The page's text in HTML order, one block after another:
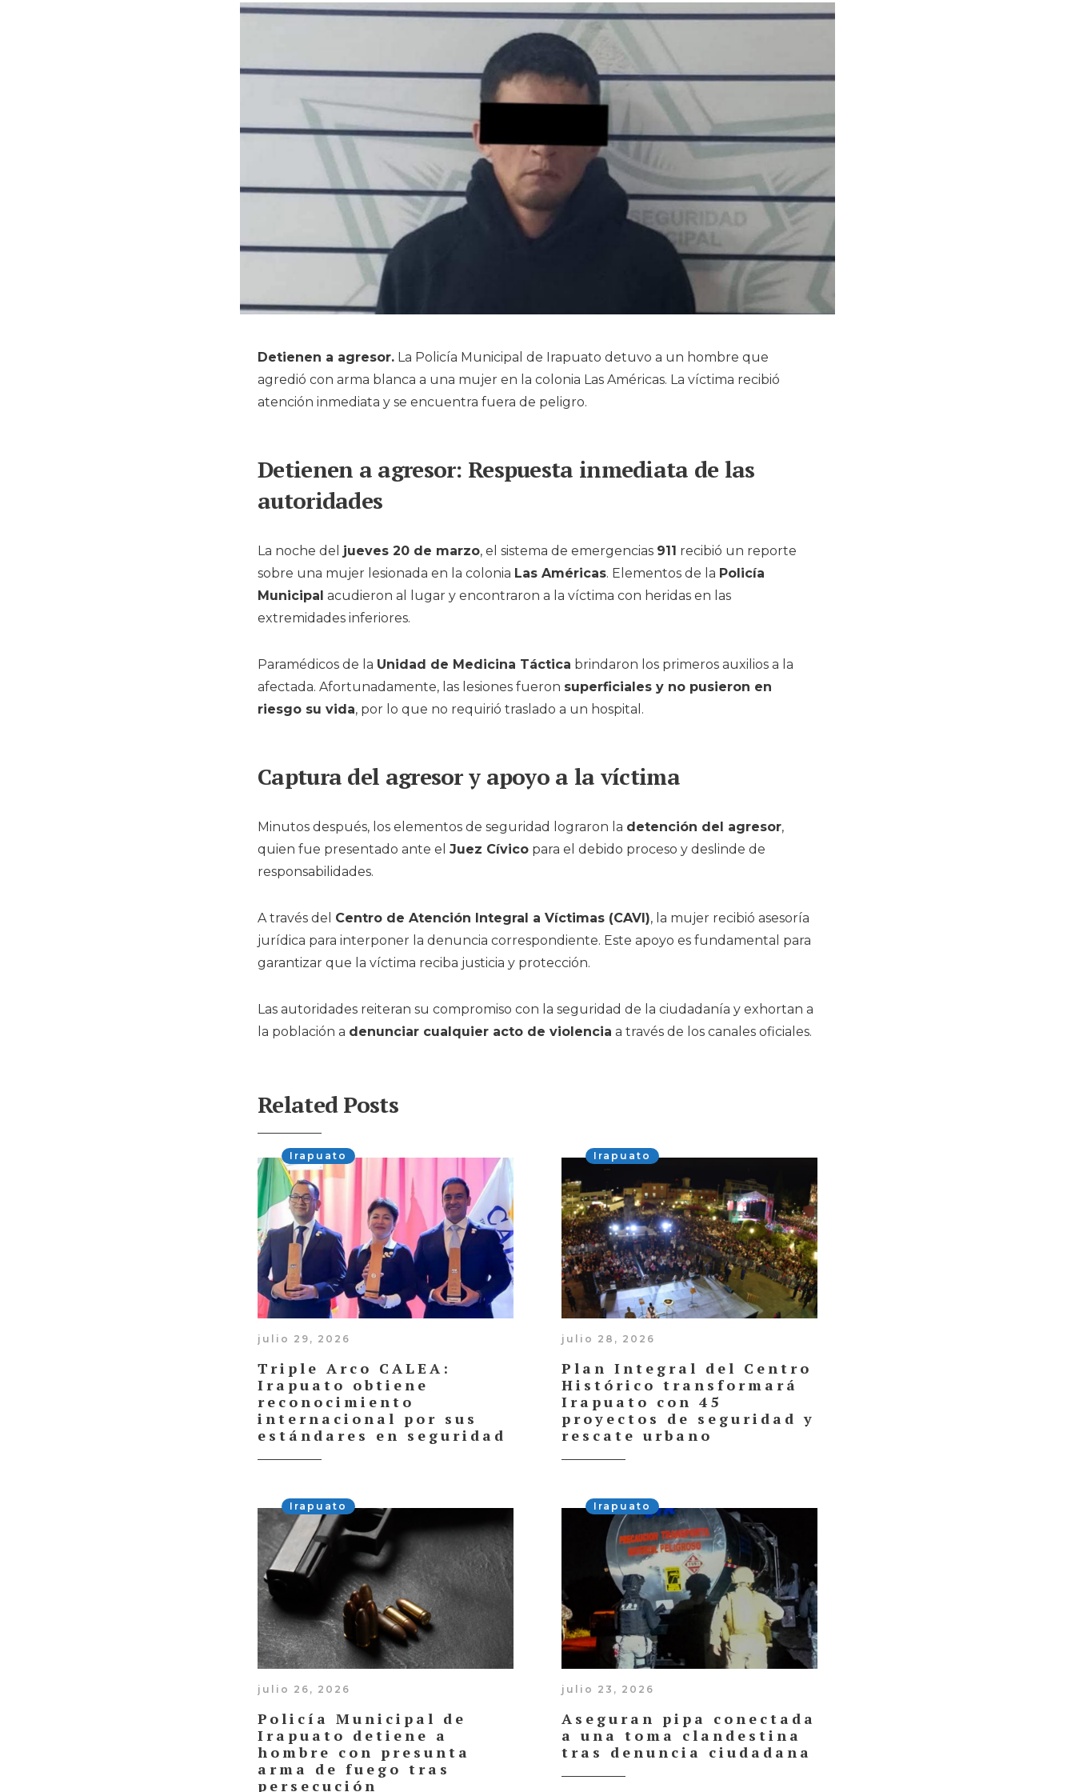
Detienen a agresor. La Policía Municipal de Irapuato detuvo a un hombre que
agredió con arma blanca a una mujer en la colonia Las Américas. La víctima recibió
atención inmediata y se encuentra fuera de peligro.
Detienen a agresor: Respuesta inmediata de las
autoridades
La noche del jueves 20 de marzo, el sistema de emergencias 911 recibió un reporte
sobre una mujer lesionada en la colonia Las Américas. Elementos de la Policía
Municipal acudieron al lugar y encontraron a la víctima con heridas en las
extremidades inferiores.
Paramédicos de la Unidad de Medicina Táctica brindaron los primeros auxilios a la
afectada. Afortunadamente, las lesiones fueron superficiales y no pusieron en
riesgo su vida, por lo que no requirió traslado a un hospital.
Captura del agresor y apoyo a la víctima
Minutos después, los elementos de seguridad lograron la detención del agresor,
quien fue presentado ante el Juez Cívico para el debido proceso y deslinde de
responsabilidades.
A través del Centro de Atención Integral a Víctimas (CAVI), la mujer recibió asesoría
jurídica para interponer la denuncia correspondiente. Este apoyo es fundamental para
garantizar que la víctima reciba justicia y protección.
Las autoridades reiteran su compromiso con la seguridad de la ciudadanía y exhortan a
la población a denunciar cualquier acto de violencia a través de los canales oficiales.
Related Posts
Irapuato
julio 29, 2026
Triple Arco CALEA:
Irapuato obtiene
reconocimiento
internacional por sus
estándares en seguridad
Irapuato
julio 28, 2026
Plan Integral del Centro
Histórico transformará
Irapuato con 45
proyectos de seguridad y
rescate urbano
Irapuato
julio 26, 2026
Policía Municipal de
Irapuato detiene a
hombre con presunta
arma de fuego tras
persecución
Irapuato
julio 23, 2026
Aseguran pipa conectada
a una toma clandestina
tras denuncia ciudadana